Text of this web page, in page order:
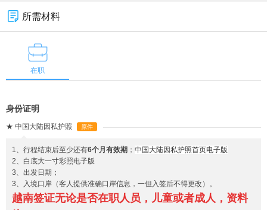
所需材料
在职
身份证明
★ 中国大陆因私护照 原件
1、行程结束后至少还有6个月有效期 ； 中国大陆因私护照首页电子版
2、白底大一寸彩照电子版
3、出发日期；
3、入境口岸（客人提供准确口岸信息，一但入签后不得更改）。
越南签证无论是否在职人员，儿童或者成人，资料